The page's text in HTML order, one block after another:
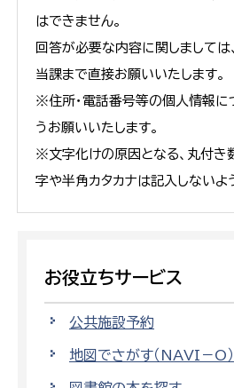
はできません。
回答が必要な内容に関しましては
当課まで直接お願いいたします。
※住所・電話番号等の個人情報に
うお願いいたします。
※文字化けの原因となる、丸付き
字や半角カタカナは記入しないよ
お役立ちサービス
公共施設予約
地図でさがす（NAVI－O）